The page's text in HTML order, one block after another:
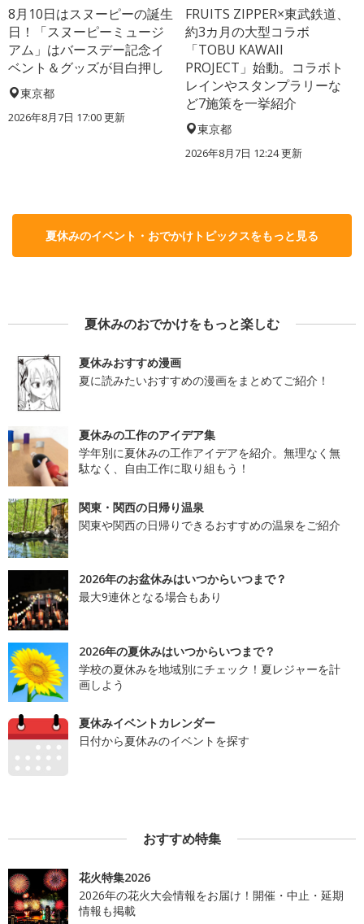
8月10日はスヌーピーの誕生
日！「スヌーピーミュージ
アム」はバースデー記念イ
ベント＆グッズが目白押し
東京都
2026年8月7日 17:00更新
FRUITS ZIPPER×東武鉄道、
約3カ月の大型コラボ
「TOBU KAWAII
PROJECT」始動。コラボト
レインやスタンプラリーな
ど7施策を一挙紹介
東京都
2026年8月7日 12:24更新
夏休みのイベント・おでかけトピックスをもっと見る
夏休みのおでかけをもっと楽しむ
夏休みおすすめ漫画
夏に読みたいおすすめの漫画をまとめてご紹介！
夏休みの工作のアイデア集
学年別に夏休みの工作アイデアを紹介。無理なく無
駄なく、自由工作に取り組もう！
関東・関西の日帰り温泉
関東や関西の日帰りできるおすすめの温泉をご紹介
2026年のお盆休みはいつからいつまで？
最大9連休となる場合もあり
2026年の夏休みはいつからいつまで？
学校の夏休みを地域別にチェック！夏レジャーを計
画しよう
夏休みイベントカレンダー
日付から夏休みのイベントを探す
おすすめ特集
花火特集2026
2026年の花火大会情報をお届け！開催・中止・延期
情報も掲載